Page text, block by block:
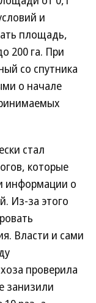
и
площадь,
200 га. При
со спутника
о начале
стал
которые
информации о
Из-за этого
Власти и сами
проверила
занизили